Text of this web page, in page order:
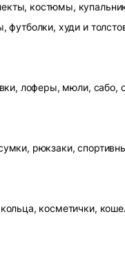
костюмы,
худи и
лоферы, мюли, сабо,
рюкзаки,
косметички,